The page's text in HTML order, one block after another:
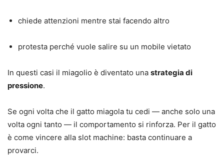
chiede attenzioni mentre stai facendo altro
protesta perché vuole salire su un mobile vietato
In questi casi il miagolio è diventato una strategia di
pressione.
Se ogni volta che il gatto miagola tu cedi — anche solo una
volta ogni tanto — il comportamento si rinforza. Per il gatto
è come vincere alla slot machine: basta continuare a
provarci.